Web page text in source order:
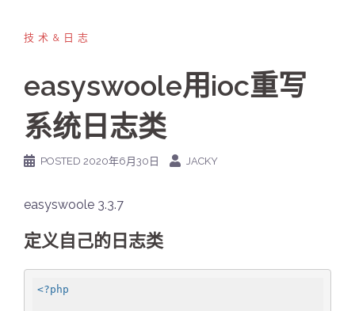
技术&日志
easyswoole用ioc重写
系统日志类
POSTED 2020年6月30日 JACKY
easyswoole 3.3.7
定义自己的日志类
<?php